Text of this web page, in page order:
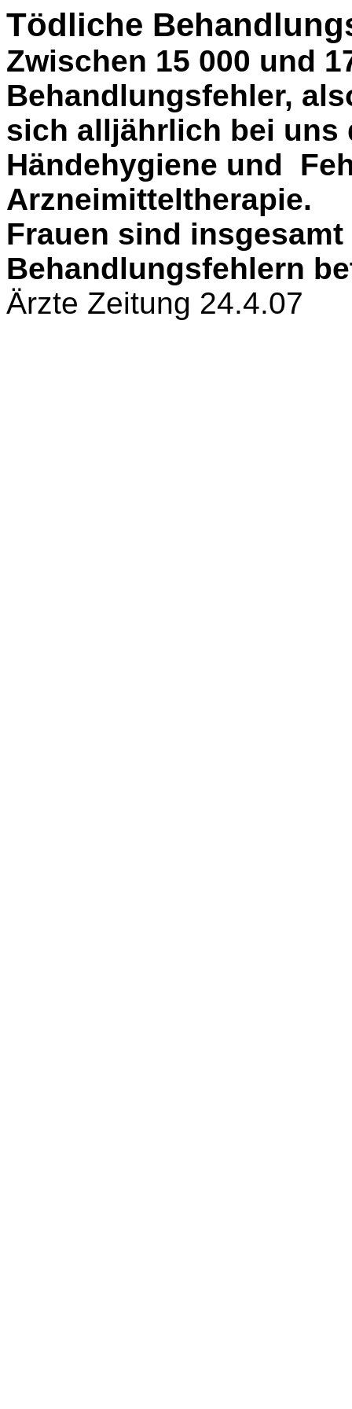
Tödliche
Zwischen 15 000 und
Behandlungsfehler,
sich alljährlich bei uns
Händehygiene und
Arzneimitteltherapie.
Frauen sind
Behandlungsfehlern
Ärzte Zeitung 24.4.07